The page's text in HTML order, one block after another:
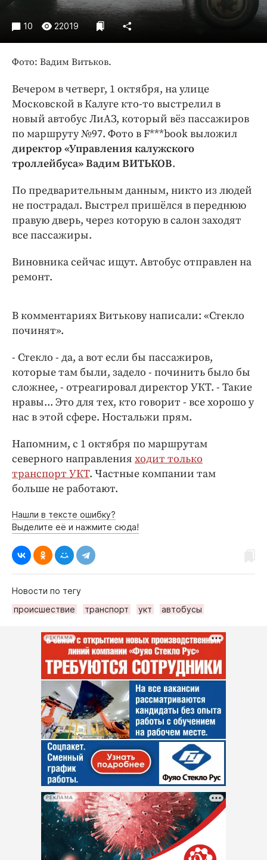
Блоги
Издания
Медиаперсона
Интересное чтиво
Бренд года
Работодатель года
10 22019
Фото: Вадим Витьков.
Вечером в четверг, 1 октября, на улице
Московской в Калуге кто-то выстрелил в
новый автобус ЛиАЗ, который вёз пассажиров
по маршруту №97. Фото в F***book выложил
директор «Управления калужского
троллейбуса» Вадим ВИТЬКОВ.
По предварительным данным, никто из людей
не пострадал. Выстрел пришёлся в переднюю
правую дверь, через которую в салон заходят
все пассажиры.
Виновника сейчас ищут. Автобус отправлен на
ремонт.
В комментариях Витькову написали: «Стекло
починят».
- Стекло - да, а вот если бы пассажиров,
которые там были, задело - починить было бы
сложнее, - отреагировал директор УКТ. - Такие
нравы... Это для тех, кто говорит - все хорошо у
нас в этой сфере. Ностальжи прям.
Напомним, с 1 октября по маршрутам
северного направления ходит только
транспорт УКТ. Частные компании там
больше не работают.
Нашли в тексте ошибку?
Выделите её и нажмите сюда!
Новости по тегу
происшествие
транспорт укт автобусы
РЕКЛАМА
РЕКЛАМА